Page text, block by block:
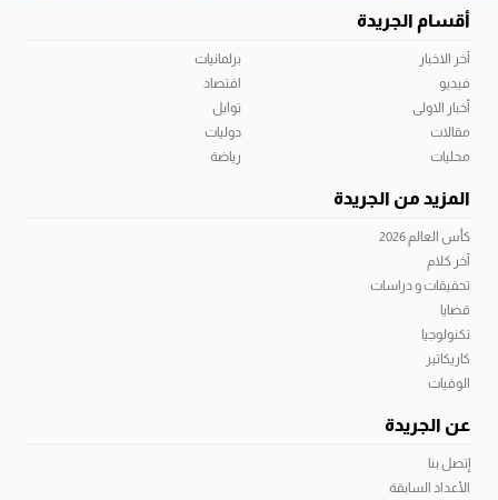
أقسام الجريدة
آخر الاخبار
فيديو
أخبار الاولى
مقالات
محليات
برلمانيات
اقتصاد
توابل
دوليات
رياضة
المزيد من الجريدة
كأس العالم 2026
آخر كلام
تحقيقات و دراسات
قضايا
تكنولوجيا
كاريكاتير
الوفيات
عن الجريدة
إتصل بنا
الأعداد السابقة